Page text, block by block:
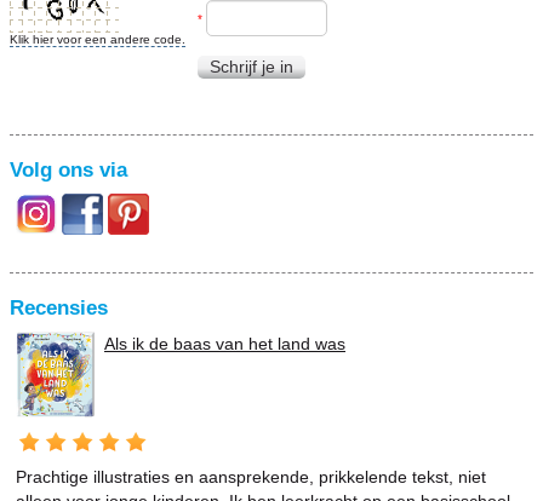
Klik hier voor een andere code.
*
Schrijf je in
Volg ons via
Recensies
Als ik de baas van het land was
Prachtige illustraties en aansprekende, prikkelende tekst, niet